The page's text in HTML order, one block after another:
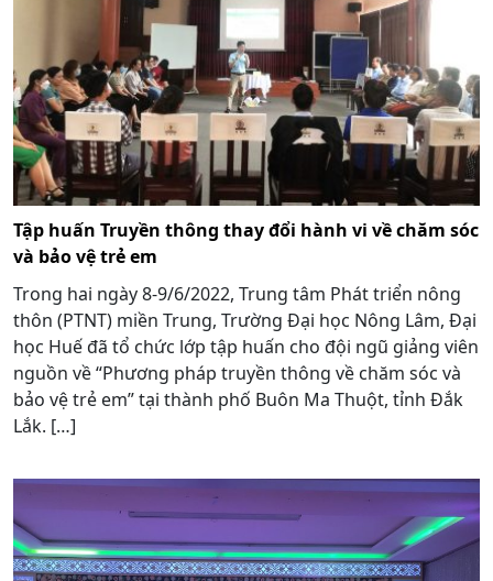
Tập huấn Truyền thông thay đổi hành vi về chăm sóc
và bảo vệ trẻ em
Trong hai ngày 8-9/6/2022, Trung tâm Phát triển nông
thôn (PTNT) miền Trung, Trường Đại học Nông Lâm, Đại
học Huế đã tổ chức lớp tập huấn cho đội ngũ giảng viên
nguồn về “Phương pháp truyền thông về chăm sóc và
bảo vệ trẻ em” tại thành phố Buôn Ma Thuột, tỉnh Đắk
Lắk. […]